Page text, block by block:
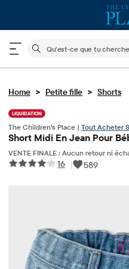
Le champ de
Home > Petite fille > Shorts
LIQUIDATION
The Children's Place | Tout Acheter
Short Midi En Jean Pour
VENTE FINALE : Aucun retour ni
16 | 589